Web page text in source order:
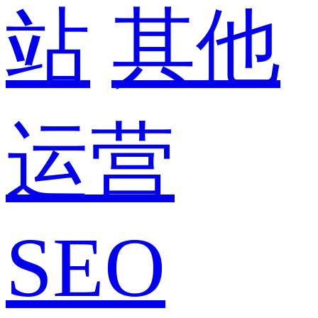
站 其他
运营
SEO